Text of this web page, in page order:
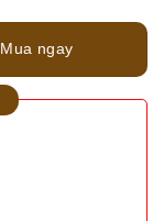
Mua ngay